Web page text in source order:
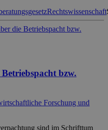
Rechtswissenschaft
bzw.
Forschung und
sind im Schrifttum